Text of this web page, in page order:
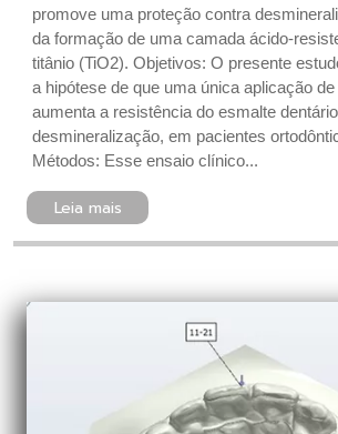
promove uma proteção contra
da formação de uma camada ácido-
titânio (TiO2). Objetivos: O presente
a hipótese de que uma única aplicação de
aumenta a resistência do esmalte
desmineralização, em pacientes
Métodos: Esse ensaio clínico...
Leia mais